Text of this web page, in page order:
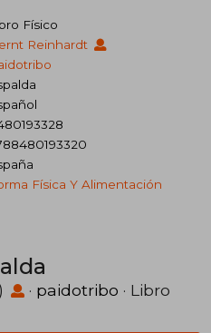
Físico
Reinhardt
Física Y Alimentación
· paidotribo · Libro